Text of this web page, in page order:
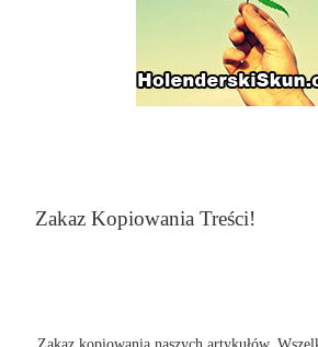
Zakaz Kopiowania Treści!